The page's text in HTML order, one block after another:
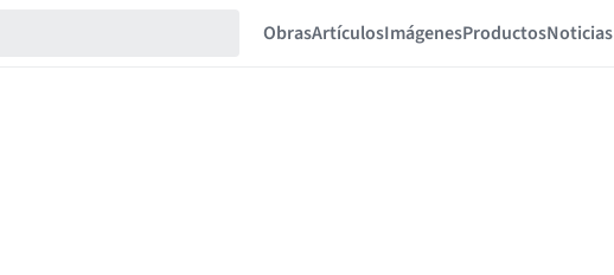
ObrasArtículosImágenesProductosNoticias